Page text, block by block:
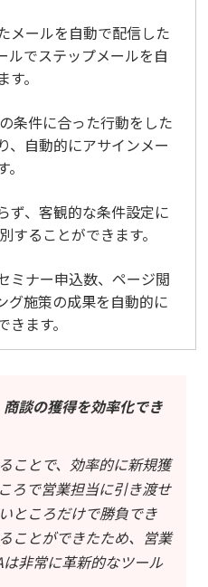
メールを自動で配信した
ルでステップメールを自
。
条件に合った行動をした
、自動的にアサインメー
ず、客観的な条件設定に
することができます。
ミナー申込数、ページ閲
グ施策の成果を自動的に
ます。
談の獲得を効率化でき
ことで、効率的に新規獲
ろで営業担当に引き渡せ
ところだけで勝負でき
ことができたため、営業
非常に革新的なツール